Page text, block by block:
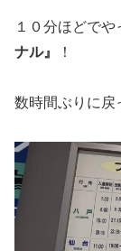
１０分ほどで
ナル』
！
数時間ぶりに